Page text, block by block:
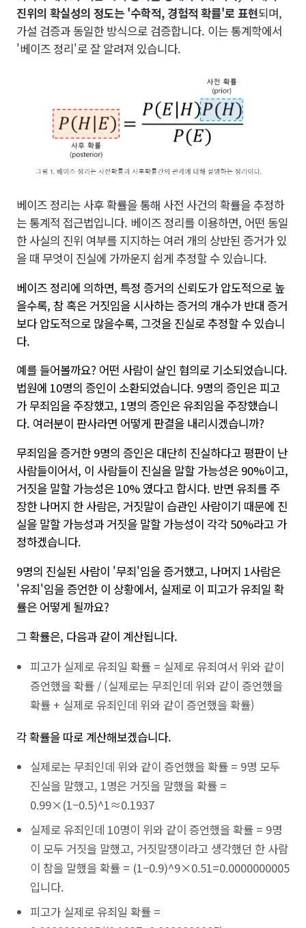
진위의 확실성의 정도는 '수학적, 경험적 확률'로 표현되며,
가설 검증과 동일한 방식으로 검증합니다. 이는 통계학에서
'베이즈 정리'로 잘 알려져 있습니다.
베이즈 정리는 사후 확률을 통해 사전 사건의 확률을 추정하
는 통계적 접근법입니다. 베이즈 정리를 이용하면, 어떤 동일
한 사실의 진위 여부를 지지하는 여러 개의 상반된 증거가 있
을 때 무엇이 진실에 가까운지 쉽게 추정할 수 있습니다.
베이즈 정리에 의하면, 특정 증거의 신뢰도가 압도적으로 높
을수록, 참 혹은 거짓임을 시사하는 증거의 개수가 반대 증거
보다 압도적으로 많을수록, 그것을 진실로 추정할 수 있습니
다.
예를 들어볼까요? 어떤 사람이 살인 혐의로 기소되었습니다.
법원에 10명의 증인이 소환되었습니다. 9명의 증인은 피고
가 무죄임을 주장했고, 1명의 증인은 유죄임을 주장했습니
다. 여러분이 판사라면 어떻게 판결을 내리시겠습니까?
무죄임을 증거한 9명의 증인은 대단히 진실하다고 평판이 난
사람들이어서, 이 사람들이 진실을 말할 가능성은 90%이고,
거짓을 말할 가능성은 10% 였다고 합시다. 반면 유죄를 주
장한 나머지 한 사람은, 거짓말이 습관인 사람이기 때문에 진
실을 말할 가능성과 거짓을 말할 가능성이 각각 50%라고 가
정하겠습니다.
9명의 진실된 사람이 '무죄'임을 증거했고, 나머지 1사람은
'유죄'임을 증언한 이 상황에서, 실제로 이 피고가 유죄일 확
률은 어떻게 될까요?
그 확률은, 다음과 같이 계산됩니다.
피고가 실제로 유죄일 확률 = 실제로 유죄여서 위와 같이
증언했을 확률 / (실제로는 무죄인데 위와 같이 증언했을
확률 + 실제로 유죄인데 위와 같이 증언했을 확률)
각 확률을 따로 계산해보겠습니다.
실제로는 무죄인데 위와 같이 증언했을 확률 = 9명 모두
진실을 말했고, 1명은 거짓을 말했을 확률 =
0.99×(1−0.5)^1≈0.1937
실제로 유죄인데 10명이 위와 같이 증언했을 확률 = 9명
이 모두 거짓을 말했고, 거짓말쟁이라고 생각했던 한 사람
이 참을 말했을 확률 = (1−0.9)^9×0.51=0.0000000005
입니다.
피고가 실제로 유죄일 확률 =